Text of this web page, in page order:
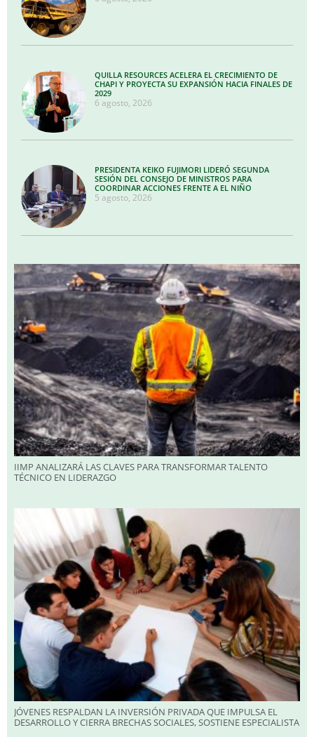
QUILLA RESOURCES ACELERA EL CRECIMIENTO DE
CHAPI Y PROYECTA SU EXPANSIÓN HACIA FINALES DE
2029
6 agosto, 2026
PRESIDENTA KEIKO FUJIMORI LIDERÓ SEGUNDA
SESIÓN DEL CONSEJO DE MINISTROS PARA
COORDINAR ACCIONES FRENTE A EL NIÑO
5 agosto, 2026
IIMP ANALIZARÁ LAS CLAVES PARA TRANSFORMAR TALENTO
TÉCNICO EN LIDERAZGO
JÓVENES RESPALDAN LA INVERSIÓN PRIVADA QUE IMPULSA EL
DESARROLLO Y CIERRA BRECHAS SOCIALES, SOSTIENE ESPECIALISTA